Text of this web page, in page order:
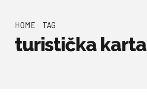
HOME TAG
turistička karta